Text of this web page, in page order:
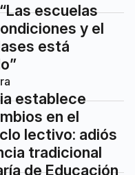
escuelas
y el
está
establece
en el
lectivo: adiós
tradicional
de Educación